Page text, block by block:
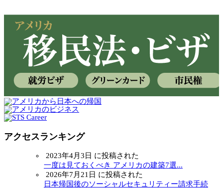
アクセスランキング
2023年4月3日 に投稿された
一度は見ておくべき アメリカの建築7選...
2026年7月21日 に投稿された
日本帰国後のソーシャルセキュリティー請求手続